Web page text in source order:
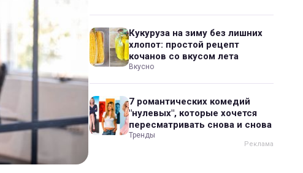
Кукуруза на зиму без лишних
хлопот: простой рецепт
кочанов со вкусом лета
Вкусно
7 романтических комедий
"нулевых", которые хочется
пересматривать снова и снова
Тренды